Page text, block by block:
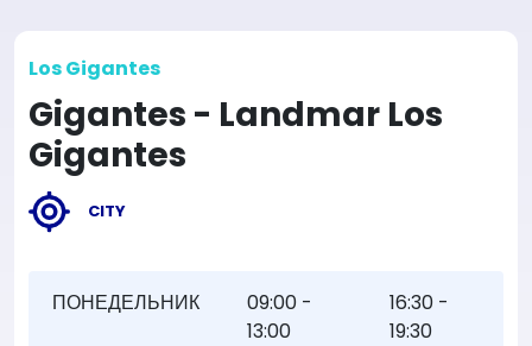
Los Gigantes
Gigantes - Landmar Los
Gigantes
CITY
ПОНЕДЕЛЬНИК
09:00 -
13:00
16:30 -
19:30